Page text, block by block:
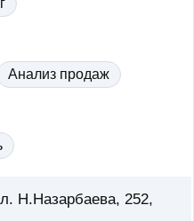
Анализ продаж
Н.Назарбаева, 252,